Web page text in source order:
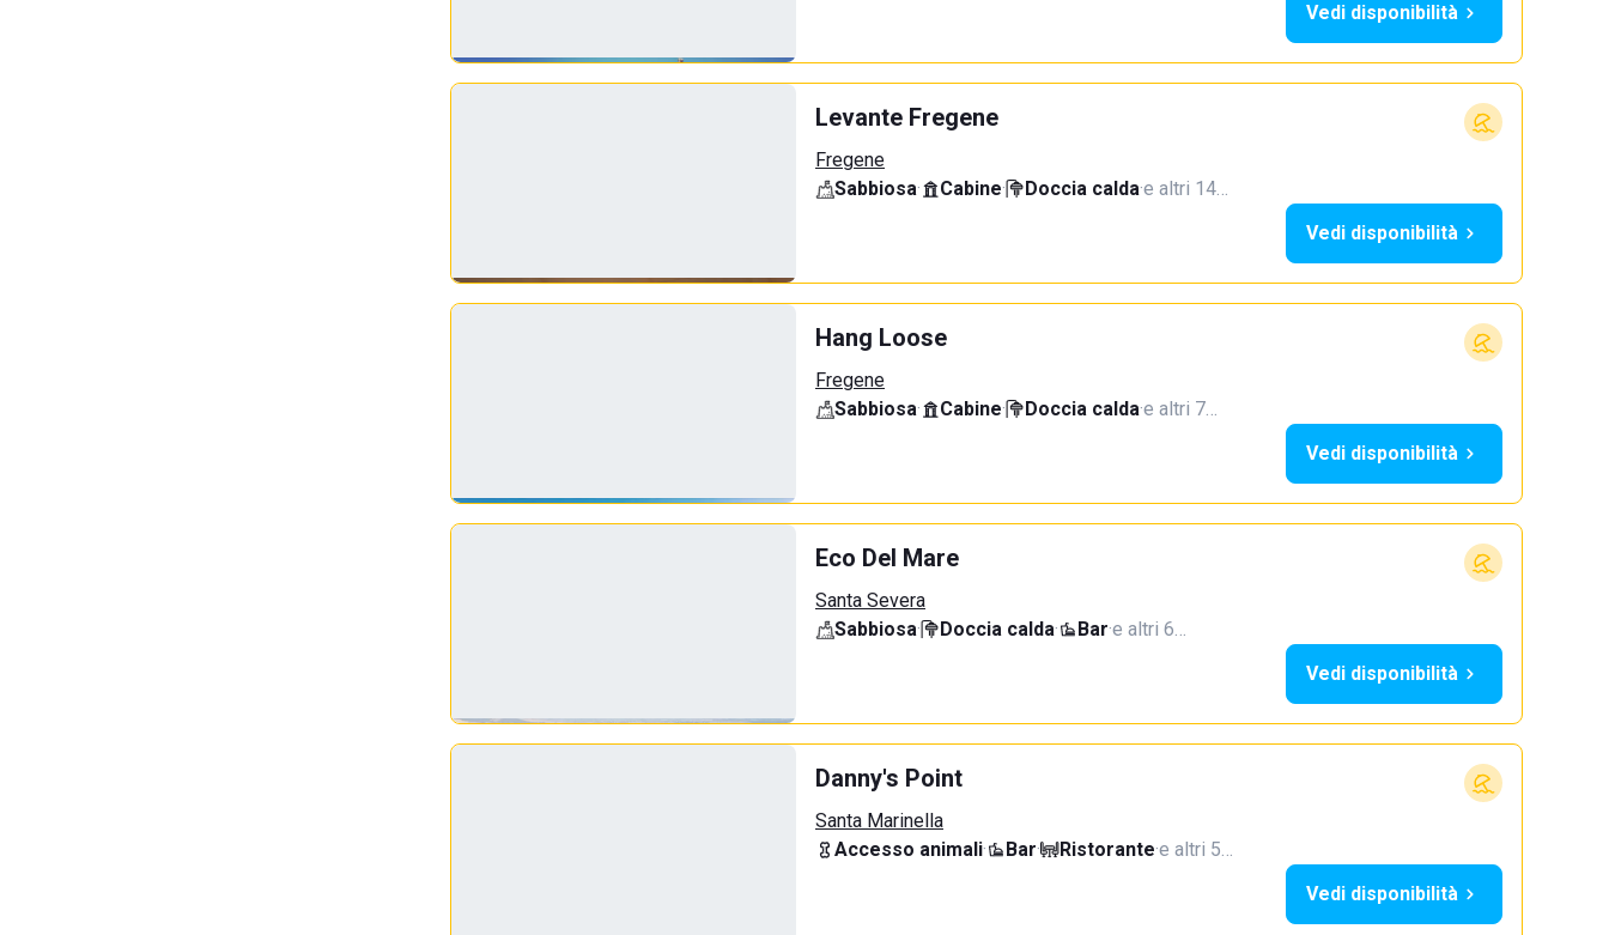
Vedi disponibilità
Levante Fregene
Fregene
Sabbiosa· Cabine· Doccia calda·e altri 14…
Vedi disponibilità
Hang Loose
Fregene
Sabbiosa· Cabine· Doccia calda·e altri 7…
Vedi disponibilità
Eco Del Mare
Santa Severa
Sabbiosa· Doccia calda· Bar·e altri 6…
Vedi disponibilità
Danny's Point
Santa Marinella
Accesso animali· Bar· Ristorante·e altri 5…
Vedi disponibilità